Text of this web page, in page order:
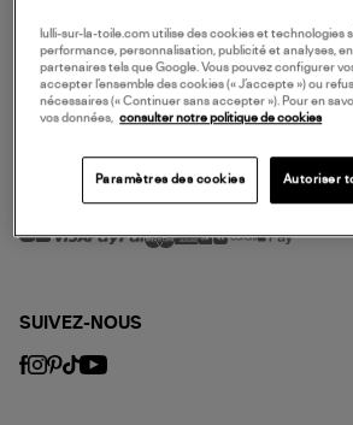
NOS SERVICES
SERVICE CLIENT
MODE DE PAIEMENT
SUIVEZ-NOUS
lulli-sur-la-toile.com utilise des cookies et technologies
performance, personnalisation, publicité et analyses,
partenaires tels que Google. Vous pouvez configurer
accepter l’ensemble des cookies (« J’accepte ») ou
nécessaires (« Continuer sans accepter »). Pour en
vos données,
consulter notre politique de cookies
Paramètres des cookies Autoriser